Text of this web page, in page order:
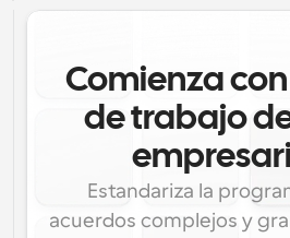
Comienza
de trabajo
Estandariza la
acuerdos complejos y